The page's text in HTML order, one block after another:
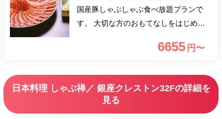
国産豚しゃぶしゃぶ食べ放題プランで
す。 大切な方のおもてなしをはじめ、
小さまざまなお集まりにご利用下さいま
6655 円〜
日本料理 しゃぶ禅／ 銀座クレストン32Fの詳細を
見る